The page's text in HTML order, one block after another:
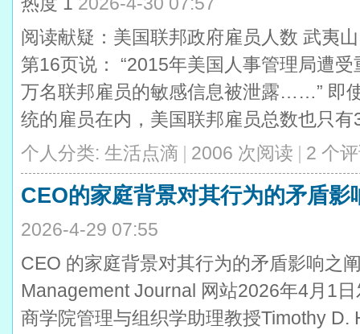
阅读献疑：美国联邦政府雇员人数 武夷
第16页说： “2015年美国人事管理局遭
万名联邦雇员的敏感信息被泄露……” 即
统的雇员在内，美国联邦雇员总数也只
个人分类: 生活点滴 | 2006 次阅读 | 2 个
CEO的家庭背景对其行为的矛盾影
2026-4-29 07:55
CEO 的家庭背景对其行为的矛盾影响之
Management Journal 网站2026年4月1
商学院管理与组织学助理教授Timothy